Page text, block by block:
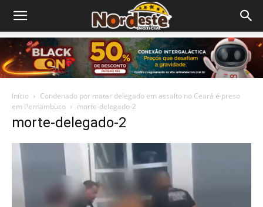
Início
Condenado por matar delegado em assalto no Ceará é preso
em Pernambuco
morte-delegado-2
morte-delegado-2